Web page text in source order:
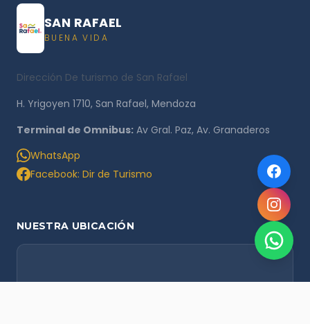
SAN RAFAEL
BUENA VIDA
Dirección De turismo de San Rafael
H. Yrigoyen 1710, San Rafael, Mendoza
Terminal de Omnibus: Av Gral. Paz, Av. Granaderos
WhatsApp
Facebook: Dir de Turismo
NUESTRA UBICACIÓN